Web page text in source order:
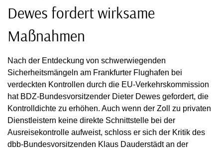
Dewes fordert wirksame
Maßnahmen
Nach der Entdeckung von schwerwiegenden
Sicherheitsmängeln am Frankfurter Flughafen bei
verdeckten Kontrollen durch die EU-Verkehrskommission
hat BDZ-Bundesvorsitzender Dieter Dewes gefordert, die
Kontrolldichte zu erhöhen. Auch wenn der Zoll zu privaten
Dienstleistern keine direkte Schnittstelle bei der
Ausreisekontrolle aufweist, schloss er sich der Kritik des
dbb-Bundesvorsitzenden Klaus Dauderstädt an der